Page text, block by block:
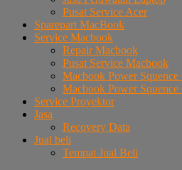
Pusat Service Acer
Sparepart MacBook
Service Macbook
Repair Macbook
Pusat Service Macbook
Macbook Power
Macbook Power
Service Proyektor
Jasa
Recovery Data
Jual beli
Tempat Jual Beli